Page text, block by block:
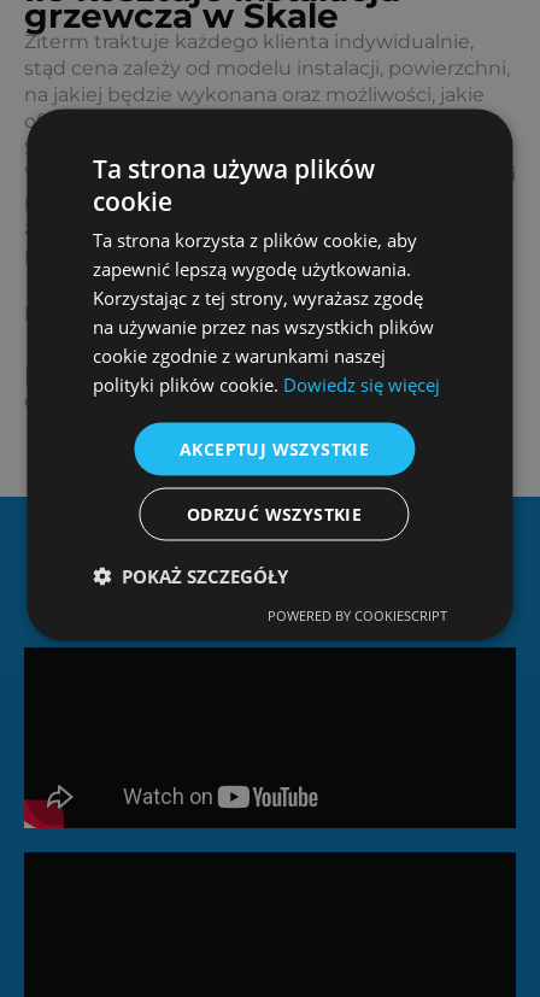
grzewcza w Skale
Ziterm traktuje każdego klienta indywidualnie,
stąd cena zależy od modelu instalacji, powierzchni,
na jakiej będzie wykonana oraz możliwości, jakie
oferuje miejsce przewidywanego montażu.
Skała to miasto, gdzie mieszkasz? Idealnie!
Wypełnij formularz, bądź zadzwoń, a nasi specjaliści
przedstawią różne opcje, jakie mogą
zagwarantować oczekiwaną wydajność przez
poszczególne instalacje grzewcze.
biuro@ziterm.pl
[page-generator-pro-related-links limit=”4″
orderby=”rand” order=”asc” group_id=”1249″]
Dlaczego Ziterm?
Ta strona używa plików
cookie
Ta strona korzysta z plików cookie, aby
zapewnić lepszą wygodę użytkowania.
Korzystając z tej strony, wyrażasz zgodę
na używanie przez nas wszystkich plików
cookie zgodnie z warunkami naszej
polityki plików cookie. Dowiedz się więcej
AKCEPTUJ WSZYSTKIE
ODRZUĆ WSZYSTKIE
POKAŻ SZCZEGÓŁY
POWERED BY COOKIESCRIPT